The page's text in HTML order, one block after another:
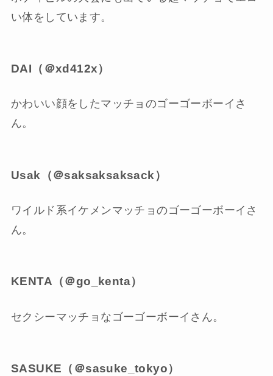
い体をしています。
DAI（＠xd412x）
かわいい顔をしたマッチョのゴーゴーボーイさ
ん。
Usak（＠saksaksaksack）
ワイルド系イケメンマッチョのゴーゴーボーイさ
ん。
KENTA（＠go_kenta）
セクシーマッチョなゴーゴーボーイさん。
SASUKE（＠sasuke_tokyo）